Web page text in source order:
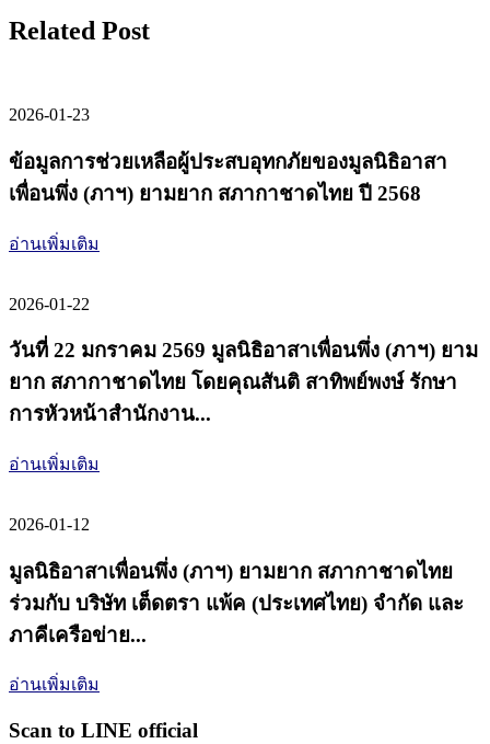
Related Post
2026-01-23
ข้อมูลการช่วยเหลือผู้ประสบอุทกภัยของมูลนิธิอาสา
เพื่อนพึ่ง (ภาฯ) ยามยาก สภากาชาดไทย ปี 2568
อ่านเพิ่มเติม
2026-01-22
วันที่ 22 มกราคม 2569 มูลนิธิอาสาเพื่อนพึ่ง (ภาฯ) ยาม
ยาก สภากาชาดไทย โดยคุณสันติ สาทิพย์พงษ์ รักษา
การหัวหน้าสำนักงาน...
อ่านเพิ่มเติม
2026-01-12
มูลนิธิอาสาเพื่อนพึ่ง (ภาฯ) ยามยาก สภากาชาดไทย
ร่วมกับ บริษัท เต็ดตรา แพ้ค (ประเทศไทย) จำกัด และ
ภาคีเครือข่าย...
อ่านเพิ่มเติม
Scan to LINE official